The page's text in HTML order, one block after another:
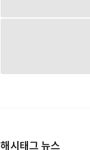
해시태그 뉴스